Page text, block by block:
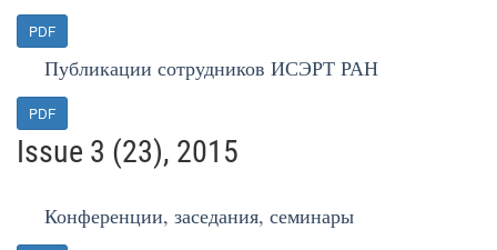
PDF
Публикации сотрудников ИСЭРТ РАН
PDF
Issue 3 (23), 2015
Конференции, заседания, семинары